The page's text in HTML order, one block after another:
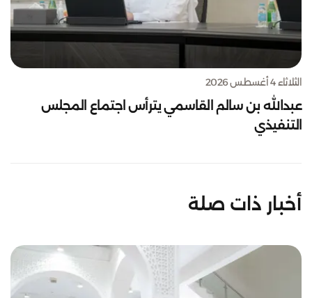
الثلاثاء 4 أغسطس 2026
عبدالله بن سالم القاسمي يترأس اجتماع المجلس
التنفيذي
أخبار ذات صلة